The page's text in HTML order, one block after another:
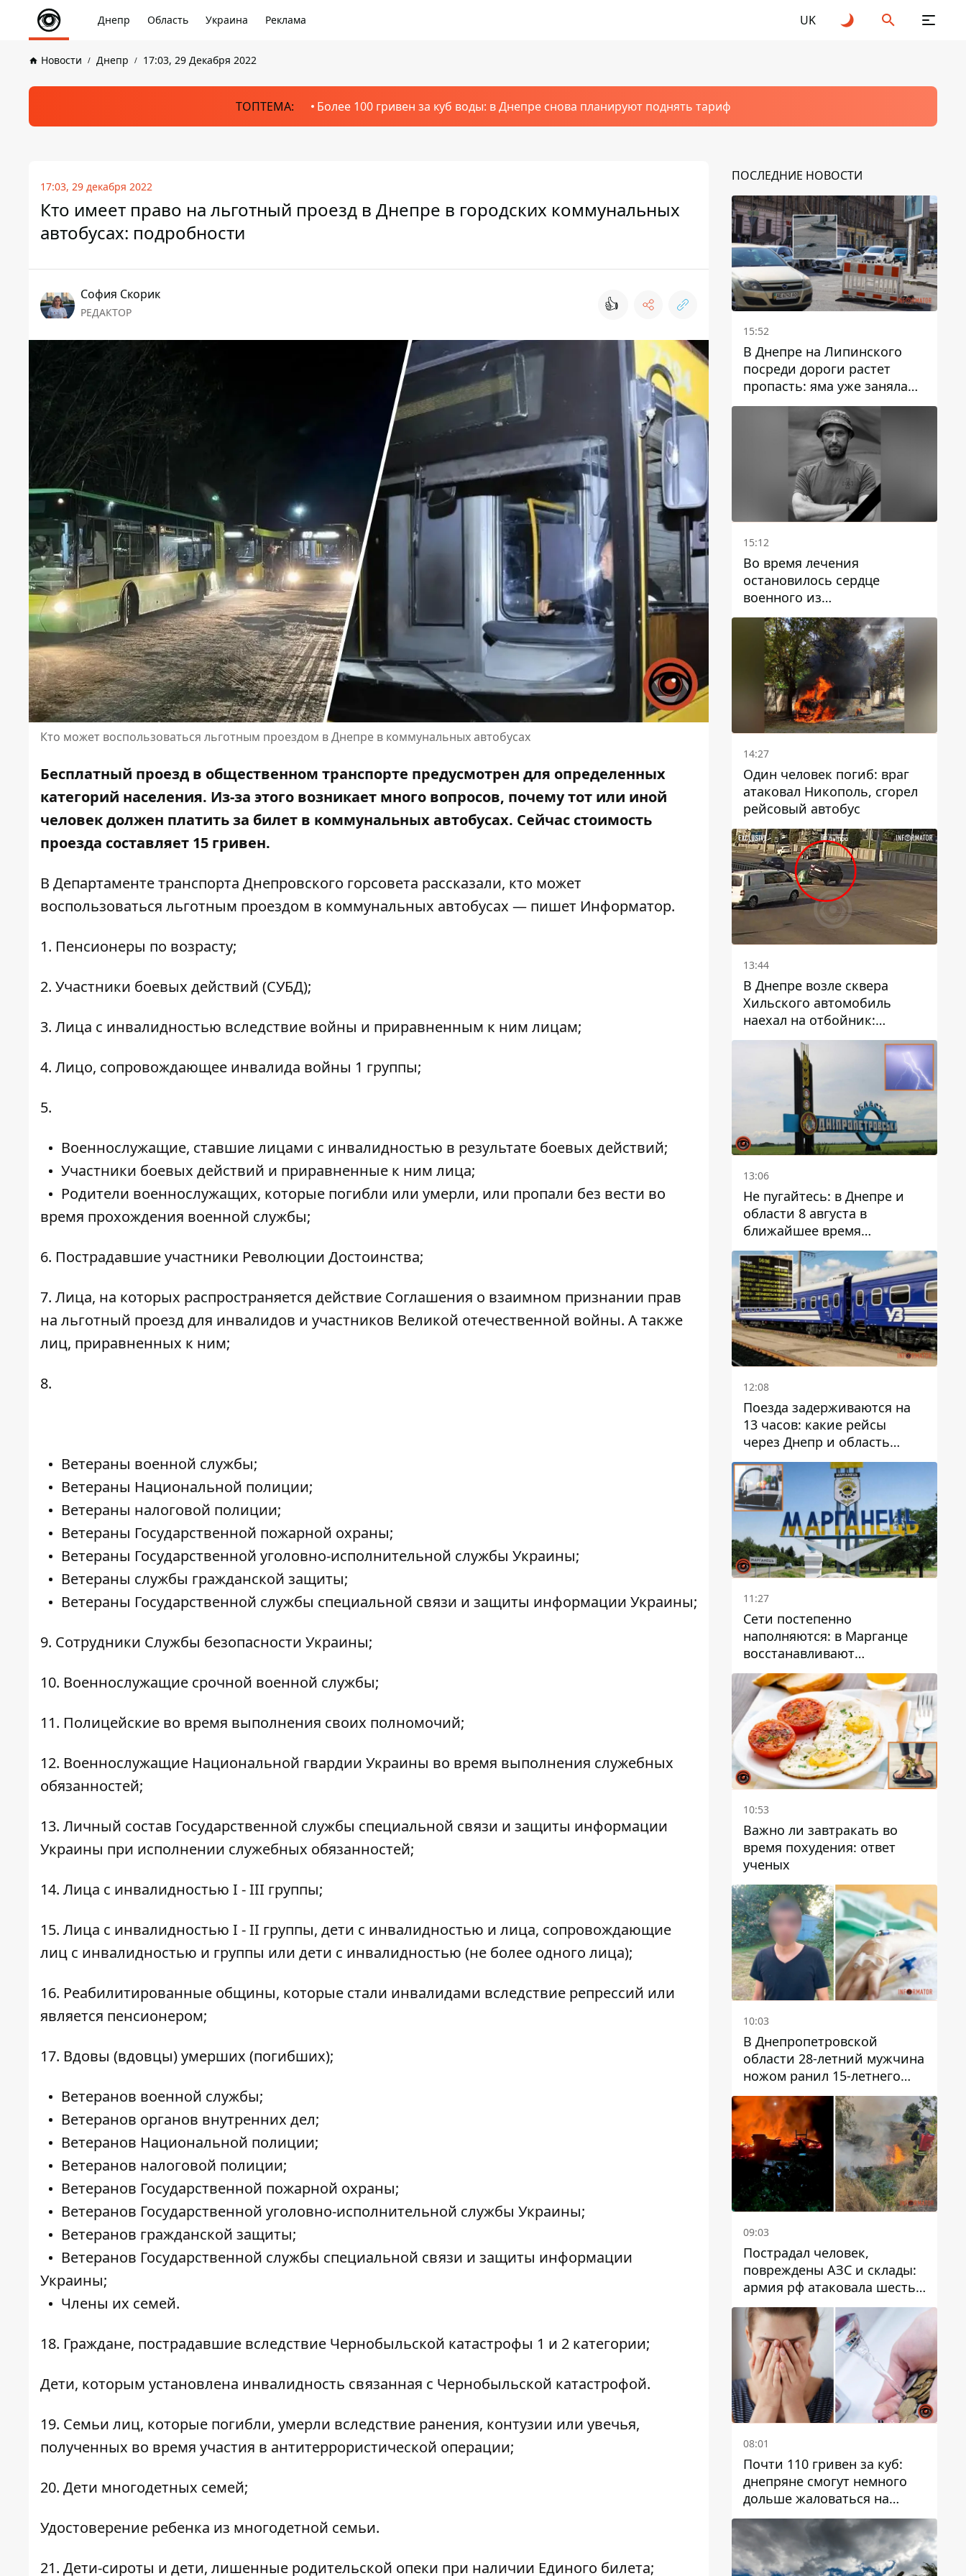
Днепр Область Украина Реклама UK
Новости Днепр 17:03, 29 Декабря 2022
ТОПТЕМА: Более 100 гривен за куб воды: в Днепре снова планируют поднять тариф
17:03, 29 декабря 2022
Кто имеет право на льготный проезд в Днепре в городских коммунальных
автобусах: подробности
София Скорик
РЕДАКТОР 👍
Кто может воспользоваться льготным проездом в Днепре в коммунальных автобусах
Бесплатный проезд в общественном транспорте предусмотрен для определенных
категорий населения. Из-за этого возникает много вопросов, почему тот или иной
человек должен платить за билет в коммунальных автобусах. Сейчас стоимость
проезда составляет 15 гривен.
В Департаменте транспорта Днепровского горсовета рассказали, кто может
воспользоваться льготным проездом в коммунальных автобусах — пишет Информатор.
1. Пенсионеры по возрасту;
2. Участники боевых действий (СУБД);
3. Лица с инвалидностью вследствие войны и приравненным к ним лицам;
4. Лицо, сопровождающее инвалида войны 1 группы;
5.
Военнослужащие, ставшие лицами с инвалидностью в результате боевых действий;
Участники боевых действий и приравненные к ним лица;
Родители военнослужащих, которые погибли или умерли, или пропали без вести во
время прохождения военной службы;
6. Пострадавшие участники Революции Достоинства;
7. Лица, на которых распространяется действие Соглашения о взаимном признании прав
на льготный проезд для инвалидов и участников Великой отечественной войны. А также
лиц, приравненных к ним;
8.
Ветераны военной службы;
Ветераны Национальной полиции;
Ветераны налоговой полиции;
Ветераны Государственной пожарной охраны;
Ветераны Государственной уголовно-исполнительной службы Украины;
Ветераны службы гражданской защиты;
Ветераны Государственной службы специальной связи и защиты информации Украины;
9. Сотрудники Службы безопасности Украины;
10. Военнослужащие срочной военной службы;
11. Полицейские во время выполнения своих полномочий;
12. Военнослужащие Национальной гвардии Украины во время выполнения служебных
обязанностей;
13. Личный состав Государственной службы специальной связи и защиты информации
Украины при исполнении служебных обязанностей;
14. Лица с инвалидностью I - III группы;
15. Лица с инвалидностью I - II группы, дети с инвалидностью и лица, сопровождающие
лиц с инвалидностью и группы или дети с инвалидностью (не более одного лица);
16. Реабилитированные общины, которые стали инвалидами вследствие репрессий или
является пенсионером;
17. Вдовы (вдовцы) умерших (погибших);
Ветеранов военной службы;
Ветеранов органов внутренних дел;
Ветеранов Национальной полиции;
Ветеранов налоговой полиции;
Ветеранов Государственной пожарной охраны;
Ветеранов Государственной уголовно-исполнительной службы Украины;
Ветеранов гражданской защиты;
Ветеранов Государственной службы специальной связи и защиты информации
Украины;
Члены их семей.
18. Граждане, пострадавшие вследствие Чернобыльской катастрофы 1 и 2 категории;
Дети, которым установлена инвалидность связанная с Чернобыльской катастрофой.
19. Семьи лиц, которые погибли, умерли вследствие ранения, контузии или увечья,
полученных во время участия в антитеррористической операции;
20. Дети многодетных семей;
Удостоверение ребенка из многодетной семьи.
21. Дети-сироты и дети, лишенные родительской опеки при наличии Единого билета;
ПОСЛЕДНИЕ НОВОСТИ
15:52
В Днепре на Липинского
посреди дороги растет
пропасть: яма уже заняла
полосу движения
15:12
Во время лечения
остановилось сердце
военного из
Днепропетровской области
Ростислава Лупашко
14:27
Один человек погиб: враг
атаковал Никополь, сгорел
рейсовый автобус
13:44
В Днепре возле сквера
Хильского автомобиль
наехал на отбойник:
момент происшествия
13:06
Не пугайтесь: в Днепре и
области 8 августа в
ближайшее время
ожидается гроза
12:08
Поезда задерживаются на
13 часов: какие рейсы
через Днепр и область
выбились из графика
11:27
Сети постепенно
наполняются: в Марганце
восстанавливают
водоснабжение
10:53
Важно ли завтракать во
время похудения: ответ
ученых
10:03
В Днепропетровской
области 28-летний мужчина
ножом ранил 15-летнего
парня
09:03
Пострадал человек,
повреждены АЗС и склады:
армия рф атаковала шесть
районов Днепропетровской
области
08:01
Почти 110 гривен за куб:
днепряне смогут немного
дольше жаловаться на
запланированные тарифы
на воду на 2027 год